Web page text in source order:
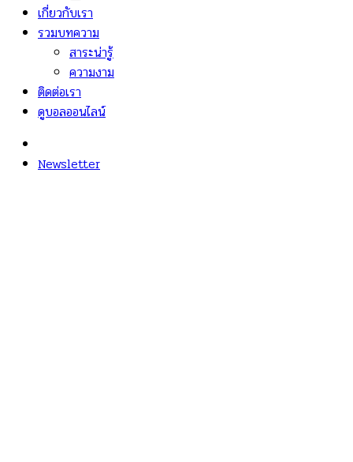
เกี่ยวกับเรา
รวมบทความ
สาระน่ารู้
ความงาม
ติดต่อเรา
ดูบอลออนไลน์
Newsletter